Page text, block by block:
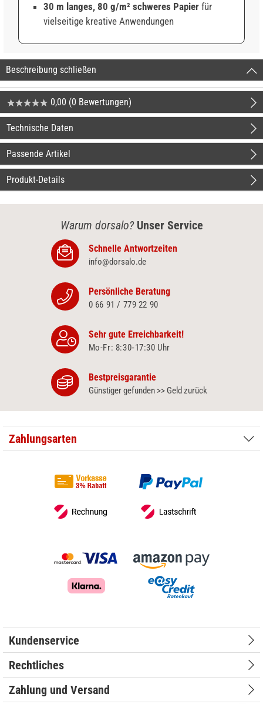
30 m langes, 80 g/m² schweres Papier für
vielseitige kreative Anwendungen
Beschreibung schließen
0,00 (0 Bewertungen)
Technische Daten
Passende Artikel
Produkt-Details
Warum dorsalo? Unser Service
Schnelle Antwortzeiten
info@dorsalo.de
Persönliche Beratung
0 66 91 / 779 22 90
Sehr gute Erreichbarkeit!
Mo-Fr: 8:30‑17:30 Uhr
Bestpreisgarantie
Günstiger gefunden >> Geld zurück
Zahlungsarten
Kundenservice
Rechtliches
Zahlung und Versand